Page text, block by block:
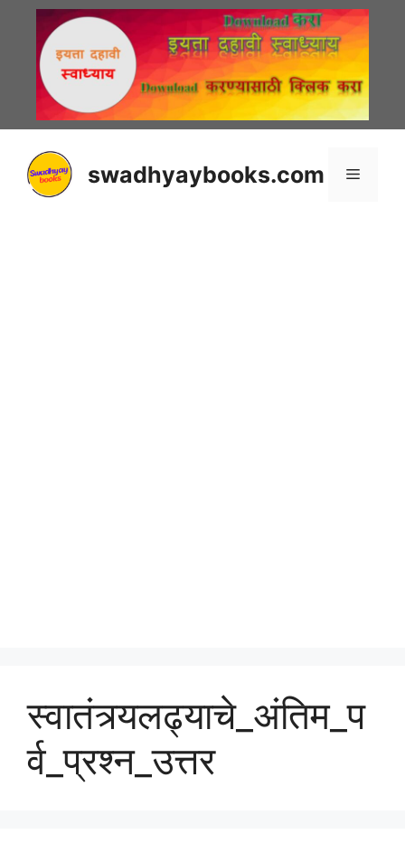
content
swadhyaybooks.com Menu
स्वातंत्र्यलढ्याचे_अंतिम_प
र्व_प्रश्न_उत्तर